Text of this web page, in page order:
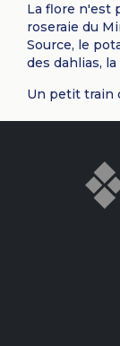
La flore n'est
roseraie du
Source, le
des dahlias,
Un petit train